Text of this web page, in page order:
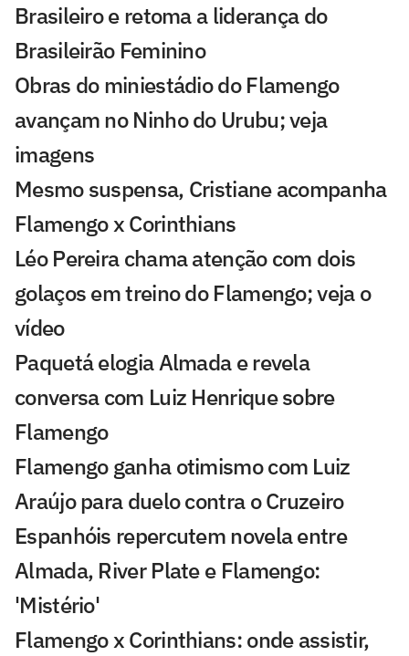
Brasileiro e retoma a liderança do
Brasileirão Feminino
Obras do miniestádio do Flamengo
avançam no Ninho do Urubu; veja
imagens
Mesmo suspensa, Cristiane acompanha
Flamengo x Corinthians
Léo Pereira chama atenção com dois
golaços em treino do Flamengo; veja o
vídeo
Paquetá elogia Almada e revela
conversa com Luiz Henrique sobre
Flamengo
Flamengo ganha otimismo com Luiz
Araújo para duelo contra o Cruzeiro
Espanhóis repercutem novela entre
Almada, River Plate e Flamengo:
'Mistério'
Flamengo x Corinthians: onde assistir,